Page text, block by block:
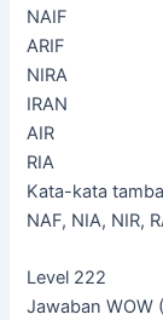
NAIF
ARIF
NIRA
IRAN
AIR
RIA
Kata-kata
NAF, NIA, NIR,
Level 222
Jawaban WOW